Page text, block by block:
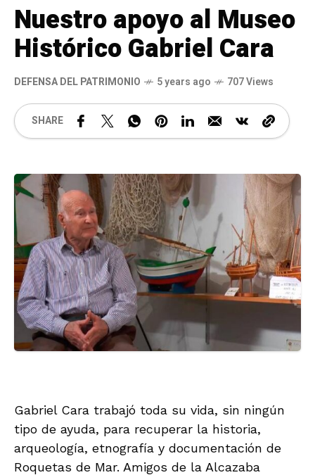
Nuestro apoyo al Museo
Histórico Gabriel Cara
DEFENSA DEL PATRIMONIO 5 years ago 707 Views
SHARE
Gabriel Cara trabajó toda su vida, sin ningún
tipo de ayuda, para recuperar la historia,
arqueología, etnografía y documentación de
Roquetas de Mar. Amigos de la Alcazaba